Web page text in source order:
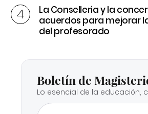
La Conselleria y la
acuerdos para mejorar
del profesorado
Boletín de
Lo esencial de la educación,